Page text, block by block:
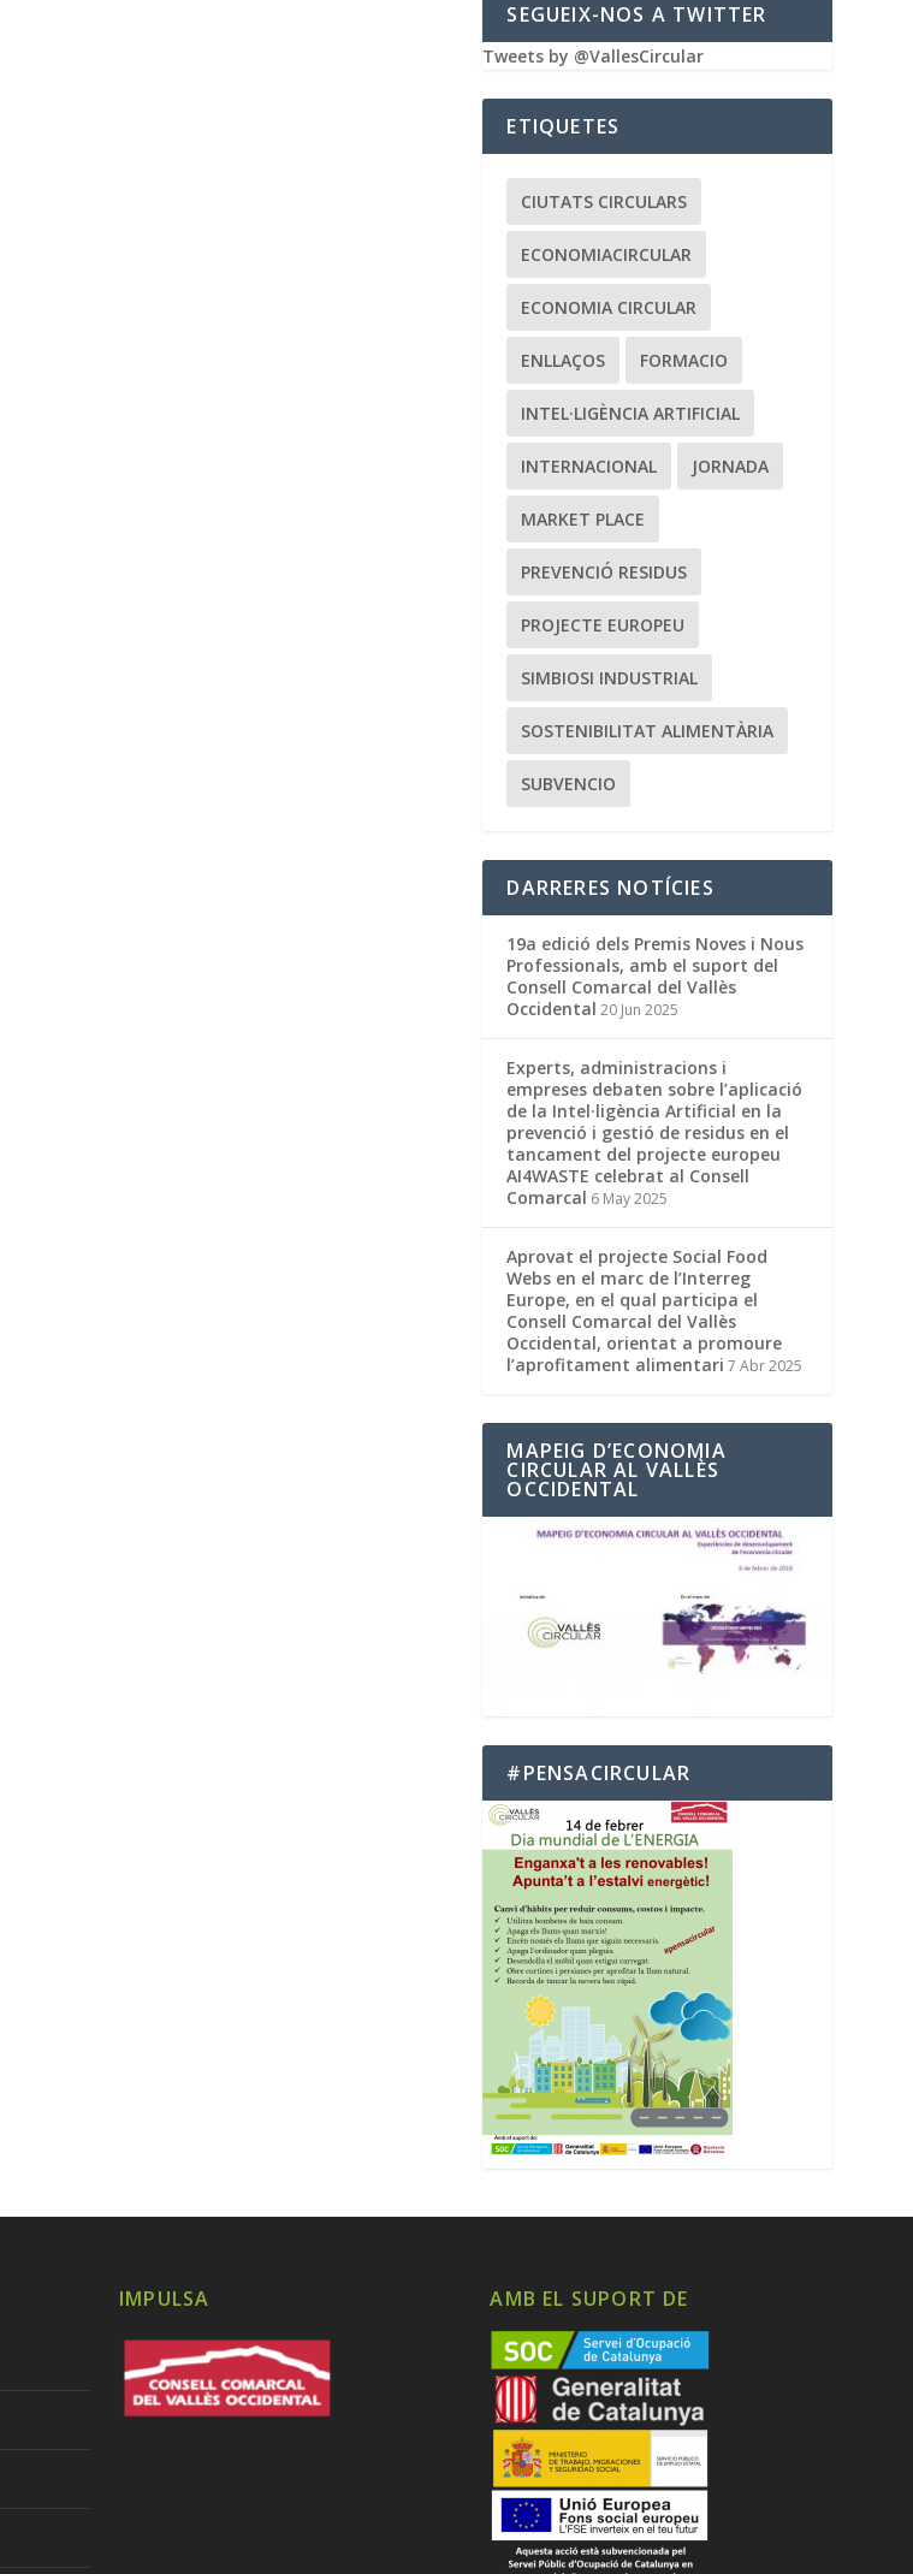
SEGUEIX-NOS A TWITTER
Tweets by @VallesCircular
ETIQUETES
CIUTATS CIRCULARS
ECONOMIACIRCULAR
ECONOMIA CIRCULAR
ENLLAÇOS FORMACIO
INTEL·LIGÈNCIA ARTIFICIAL
INTERNACIONAL JORNADA
MARKET PLACE
PREVENCIÓ RESIDUS
PROJECTE EUROPEU
SIMBIOSI INDUSTRIAL
SOSTENIBILITAT ALIMENTÀRIA
SUBVENCIO
DARRERES NOTÍCIES
19a edició dels Premis Noves i Nous
Professionals, amb el suport del
Consell Comarcal del Vallès
Occidental 20 Jun 2025
Experts, administracions i
empreses debaten sobre l’aplicació
de la Intel·ligència Artificial en la
prevenció i gestió de residus en el
tancament del projecte europeu
AI4WASTE celebrat al Consell
Comarcal 6 May 2025
Aprovat el projecte Social Food
Webs en el marc de l’Interreg
Europe, en el qual participa el
Consell Comarcal del Vallès
Occidental, orientat a promoure
l’aprofitament alimentari 7 Abr 2025
MAPEIG D’ECONOMIA
CIRCULAR AL VALLÈS
OCCIDENTAL
#PENSACIRCULAR
IMPULSA AMB EL SUPORT DE